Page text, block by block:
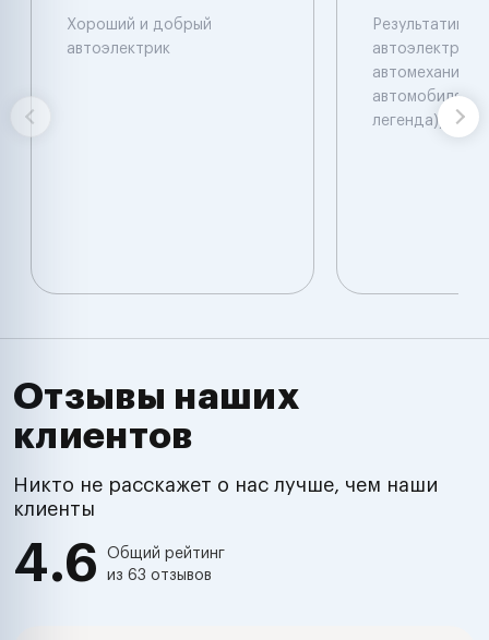
Хороший и добрый
автоэлектрик
автоэлектрик и
автомеханик
автомобилям.
легенда))
Отзывы наших
клиентов
Никто не расскажет о нас лучше, чем наши
клиенты
4.6
Общий рейтинг
из 63 отзывов